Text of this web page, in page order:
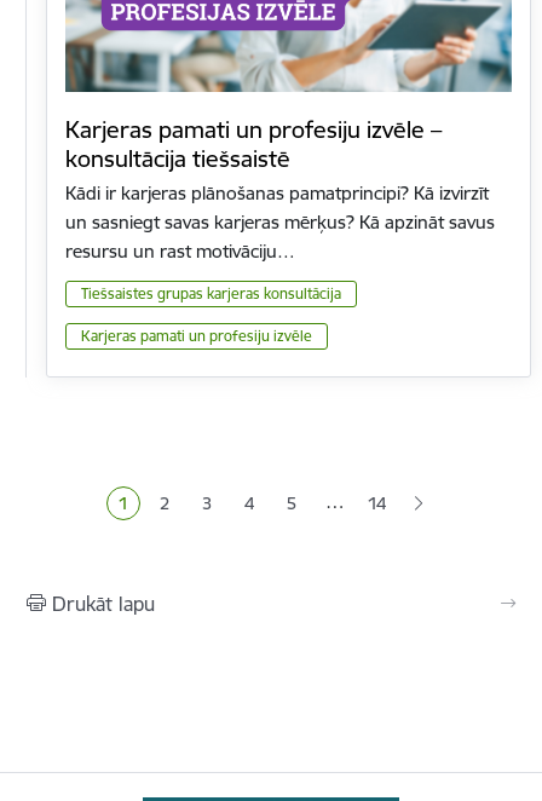
Karjeras pamati un profesiju izvēle –
konsultācija tiešsaistē
Kādi ir karjeras plānošanas pamatprincipi? Kā izvirzīt
un sasniegt savas karjeras mērķus? Kā apzināt savus
resursu un rast motivāciju…
Tiešsaistes grupas karjeras konsultācija
Karjeras pamati un profesiju izvēle
Pašreizējā lapa
1 Lapa
2 Lapa
3 Lapa
4 Lapa
5 … 14
Drukāt lapu